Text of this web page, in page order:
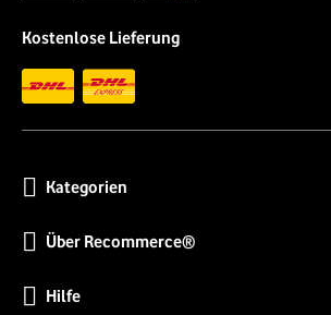
Kostenlose Lieferung
Kategorien
Über Recommerce®
Hilfe